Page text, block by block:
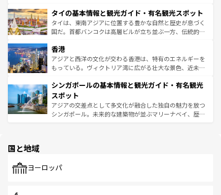
わってみてほしい。 なお、新着の韓国情報はコンテンツ一
覧 を参照してほしい。
急速な発展と共に伝統が息づく。ハノイの古い町並みやホ
ーチミン市のフランス統治時代の建物も、独特の雰囲気を
醸し出している。また、バラエティの豊かさとおいしさで
とつ。フォーやバインミー、ベトナムコーヒーなどは、ぜ
ひ現地で味わいたい。どの地域を訪れてもあたたかい人々
が旅行者を迎えてくれるので、きっと忘れられない旅にな
参照してほしい。
タイの基本情報と観光ガイド・有名観光スポット
タイは、東南アジアに位置する豊かな自然と歴史が息づく
国だ。首都バンコクは高層ビルが立ち並ぶ一方、伝統的な
の活気が交差している。北部ではチェンマイなどの山岳地
帯で自然と触れ合い、南部ではプーケットやクラビの美し
いビーチでリゾート気分を楽しむことができる。タイ料理
激する。気候は一年中温暖で、どの季節にも異なる楽しみ
が待っている。親しみやすいタイの人々、仏教を中心とし
た文化、そして多様な観光資源が、訪れる旅人を魅了し続
ける。 なお、新着のタイ情報はコンテンツ一覧を参照して
香港
アジアと西洋の文化が交わる香港は、特有のエネルギーを
もっている。ヴィクトリア湾に広がる壮大な景色、近未来
み、どこを訪れても感動するはず。観光スポットが密集し
ており、効率よく見どころを回れるのも魅力。息をのむよ
うな絶景から文化的な体験まで、香港を存分に楽しみ尽く
そう。 なお、新着の香港情報はコンテンツ一覧を参照して
シンガポールの基本情報と観光ガイド・有名観光
スポット
アジアの交差点として多文化が融合した独自の魅力を放つ
シンガポール。未来的な建築物が並ぶマリーナベイ、歴史
で、ホーカーズは地元の風情を楽しめる外せないスポット
国と地域
ヨーロッパ